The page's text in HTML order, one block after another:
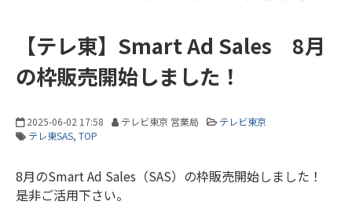
事例・コラム
その他
【テレ東】Smart Ad Sales 8月
の枠販売開始しました！
2025-06-02 17:58 テレビ東京 営業局
テレビ東京
テレ東SAS TOP
8月のSmart Ad Sales（SAS）の枠販売開始しました！
是非ご活用下さい。